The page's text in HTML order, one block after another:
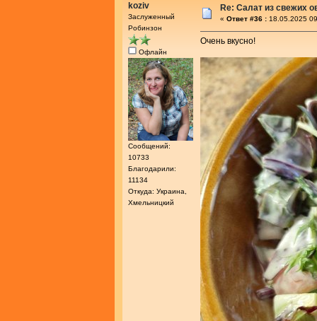
koziv
Заслуженный
Робинзон
Офлайн
Сообщений:
10733
Благодарили:
11134
Откуда: Украина,
Хмельницкий
Re: Салат из свежих
« Ответ #36 : 18.05.2025
Очень вкусно!